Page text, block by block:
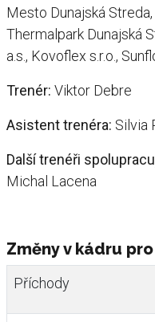
Mesto Dunajská Streda,
Thermalpark Dunajská
a.s., Kovoflex s.r.o.,
Trenér: Viktor Debre
Asistent trenéra: Silvia
Další trenéři
Michal Lacena
Změny v kádru
Příchody